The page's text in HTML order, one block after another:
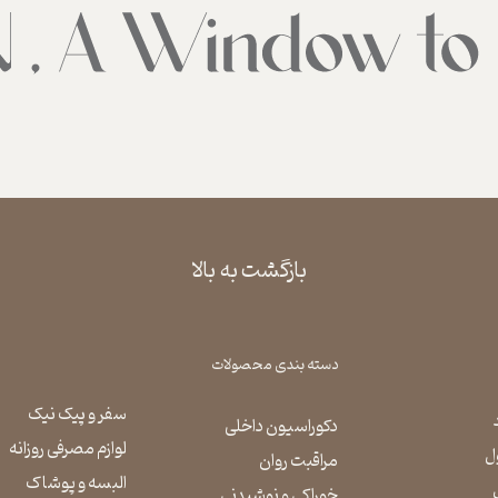
بازگشت به بالا
دسته بندی محصولات
دکوراسیون داخلی
مراقبت روان
سفر و پیک نیک
لوازم مصرفی روزانه
​​​​​​​البسه و پوشاک